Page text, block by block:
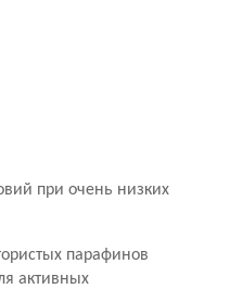
при очень низких
парафинов
активных